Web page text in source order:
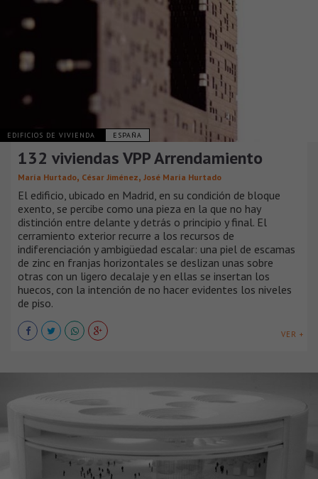
EDIFICIOS DE VIVIENDA ESPAÑA
132 viviendas VPP Arrendamiento
María Hurtado, César Jiménez, José María Hurtado
El edificio, ubicado en Madrid, en su condición de bloque
exento, se percibe como una pieza en la que no hay
distinción entre delante y detrás o principio y final. El
cerramiento exterior recurre a los recursos de
indiferenciación y ambigüedad escalar: una piel de escamas
de zinc en franjas horizontales se deslizan unas sobre
otras con un ligero decalaje y en ellas se insertan los
huecos, con la intención de no hacer evidentes los niveles
de piso.
VER +